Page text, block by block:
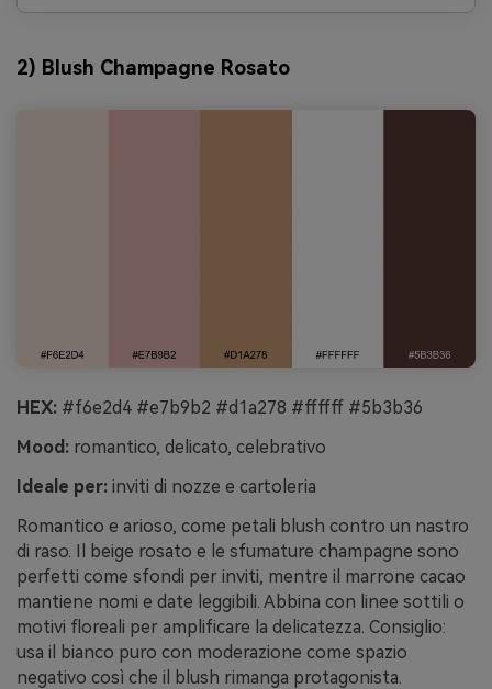
2) Blush Champagne Rosato
HEX: #f6e2d4 #e7b9b2 #d1a278 #ffffff #5b3b36
Mood: romantico, delicato, celebrativo
Ideale per: inviti di nozze e cartoleria
Romantico e arioso, come petali blush contro un nastro
di raso. Il beige rosato e le sfumature champagne sono
perfetti come sfondi per inviti, mentre il marrone cacao
mantiene nomi e date leggibili. Abbina con linee sottili o
motivi floreali per amplificare la delicatezza. Consiglio:
usa il bianco puro con moderazione come spazio
negativo così che il blush rimanga protagonista.